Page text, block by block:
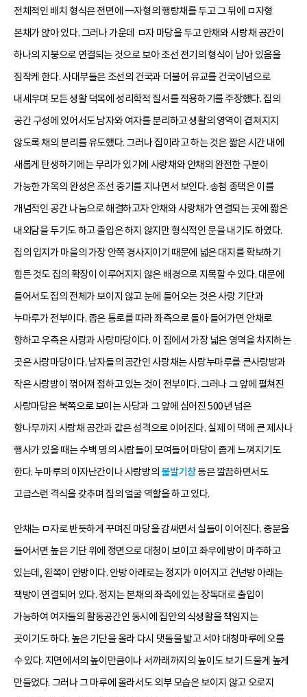
전체적인 배치 형식은 전면에 一자형의 행랑채를 두고 그 뒤에 ㅁ자형
본채가 앉아 있다. 그러나 가운데 ㅁ자 마당을 두고 안채와 사랑채 공간이
하나의 지붕으로 연결되는 것으로 보아 조선 전기의 형식이 남아 있음을
짐작케 한다. 사대부들은 조선의 건국과 더불어 유교를 건국이념으로
내세우며 모든 생활 덕목에 성리학적 질서를 적용하기를 주장했다. 집의
공간 구성에 있어서도 남자와 여자를 분리하고 생활의 영역이 겹쳐지지
않도록 채의 분리를 유도했다. 그러나 집이라고 하는 것은 짧은 시간 내에
새롭게 탄생하기에는 무리가 있기에 사랑채와 안채의 완전한 구분이
가능한 가옥의 완성은 조선 중기를 지나면서 보인다. 송첨 종택은 이를
개념적인 공간 나눔으로 해결하고자 안채와 사랑채가 연결되는 곳에 짧은
내외담을 두기도 하고 출입은 하지 않지만 형식적인 문을 내기도 하였다.
집의 입지가 마을의 가장 안쪽 경사지이기 때문에 넓은 대지를 확보하기
힘든 것도 집의 확장이 이루어지지 않은 배경으로 지목할 수 있다. 대문에
들어서도 집의 전체가 보이지 않고 눈에 들어오는 것은 사랑 기단과
누마루가 전부이다. 좁은 통로를 따라 좌측으로 돌아 들어가면 안채로
향하고 우측은 사랑과 사랑마당이다. 이 집에서 가장 넓은 영역을 차지하는
곳은 사랑마당이다. 남자들의 공간인 사랑채는 사랑누마루를 큰사랑방과
작은 사랑방이 꺾어져 접하고 있는 것이 전부이다. 그러나 그 앞에 펼쳐진
사랑마당은 북쪽으로 보이는 사당과 그 앞에 심어진 500년 넘은
향나무까지 사랑채 공간과 같은 성격으로 이어진다. 실제 이 댁에 큰 제사나
행사가 있을 때는 수백 명의 사람들이 모여들어 마당이 좁게 느껴지기도
한다. 누마루의 아자난간이나 사랑방의 불발기창등은 깔끔하면서도
고급스런 격식을 갖추며 집의 얼굴 역할을 하고 있다.
안채는 ㅁ자로 반듯하게 꾸며진 마당을 감싸면서 실들이 이어진다. 중문을
들어서면 높은 기단 위에 정면으로 대청이 보이고 좌우에 방이 마주하고
있는데, 왼쪽이 안방이다. 안방 아래로는 정지가 이어지고 건넌방 아래는
책방이 연결되어 있다. 정지는 본채의 좌측에 있는 장독대로 출입이
가능하여 여자들의 활동공간인 동시에 집안의 식생활을 책임지는
곳이기도 하다. 높은 기단을 올라 다시 댓돌을 밟고 서야 대청마루에 오를
수 있다. 지면에서의 높이만큼이나 서까래까지의 높이도 보기 드물게 높게
만들었다. 그러나 그 마루에 올라서도 외부 모습은 보이지 않고 오로지